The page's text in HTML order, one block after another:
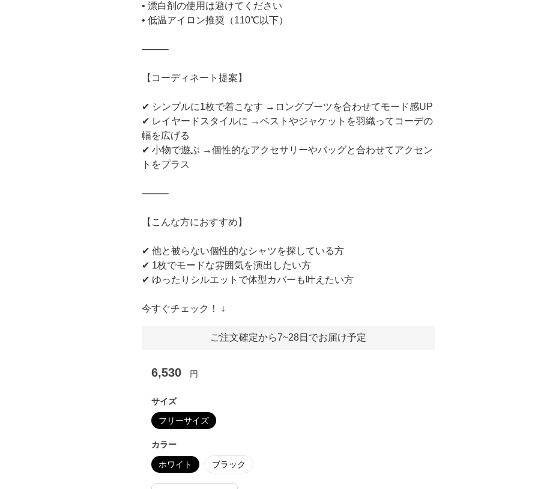
• 漂白剤の使用は避けてください
• 低温アイロン推奨（110℃以下）
⸻
【コーディネート提案】
✔ シンプルに1枚で着こなす →ロングブーツを合わせてモード感UP
✔ レイヤードスタイルに →ベストやジャケットを羽織ってコーデの
幅を広げる
✔ 小物で遊ぶ →個性的なアクセサリーやバッグと合わせてアクセン
トをプラス
⸻
【こんな方におすすめ】
✔ 他と被らない個性的なシャツを探している方
✔ 1枚でモードな雰囲気を演出したい方
✔ ゆったりシルエットで体型カバーも叶えたい方
今すぐチェック！ ↓
ご注文確定から7~28日でお届け予定
6,530 円
サイズ
フリーサイズ
カラー
ホワイト ブラック